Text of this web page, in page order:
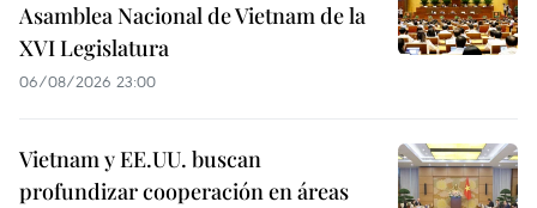
Asamblea Nacional de Vietnam de la
XVI Legislatura
06/08/2026 23:00
Vietnam y EE.UU. buscan
profundizar cooperación en áreas